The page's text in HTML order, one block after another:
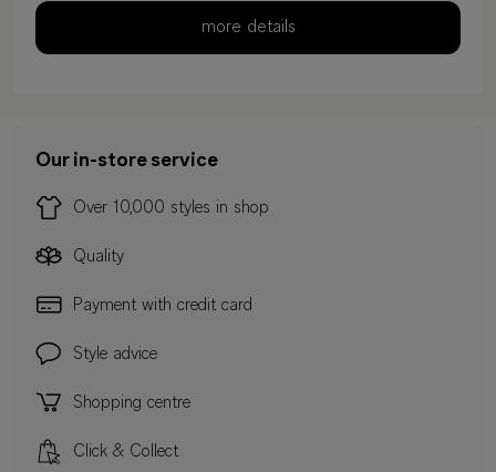
more details
Our in-store service
Over 10,000 styles in shop
Quality
Payment with credit card
Style advice
Shopping centre
Click & Collect